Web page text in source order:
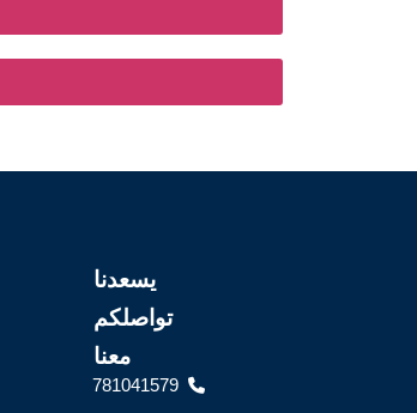
يسعدنا
تواصلكم
معنا
781041579